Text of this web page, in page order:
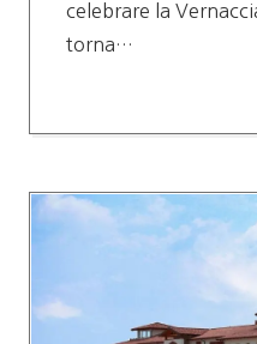
celebrare la
torna…